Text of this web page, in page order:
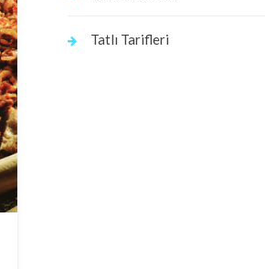
Tatlı Tarifleri